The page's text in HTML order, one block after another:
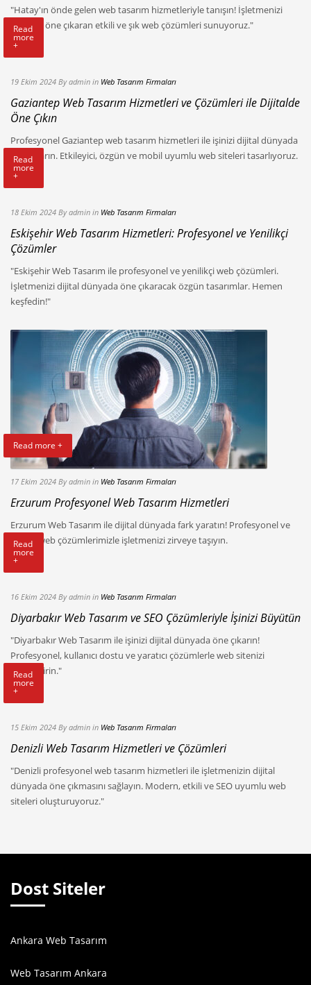
"Hatay'ın önde gelen web tasarım hizmetleriyle tanışın! İşletmenizi
dijitalde öne çıkaran etkili ve şık web çözümleri sunuyoruz."
Read
more
+
19 Ekim 2024 By admin in Web Tasarım Firmaları
Gaziantep Web Tasarım Hizmetleri ve Çözümleri ile Dijitalde
Öne Çıkın
Profesyonel Gaziantep web tasarım hizmetleri ile işinizi dijital dünyada
öne çıkarın. Etkileyici, özgün ve mobil uyumlu web siteleri tasarlıyoruz.
Read
more
+
18 Ekim 2024 By admin in Web Tasarım Firmaları
Eskişehir Web Tasarım Hizmetleri: Profesyonel ve Yenilikçi
Çözümler
"Eskişehir Web Tasarım ile profesyonel ve yenilikçi web çözümleri.
İşletmenizi dijital dünyada öne çıkaracak özgün tasarımlar. Hemen
keşfedin!"
Read more +
17 Ekim 2024 By admin in Web Tasarım Firmaları
Erzurum Profesyonel Web Tasarım Hizmetleri
Erzurum Web Tasarım ile dijital dünyada fark yaratın! Profesyonel ve
özgün web çözümlerimizle işletmenizi zirveye taşıyın.
Read
more
+
16 Ekim 2024 By admin in Web Tasarım Firmaları
Diyarbakır Web Tasarım ve SEO Çözümleriyle İşinizi Büyütün
"Diyarbakır Web Tasarım ile işinizi dijital dünyada öne çıkarın!
Profesyonel, kullanıcı dostu ve yaratıcı çözümlerle web sitenizi
güçlendirin."
Read
more
+
15 Ekim 2024 By admin in Web Tasarım Firmaları
Denizli Web Tasarım Hizmetleri ve Çözümleri
"Denizli profesyonel web tasarım hizmetleri ile işletmenizin dijital
dünyada öne çıkmasını sağlayın. Modern, etkili ve SEO uyumlu web
siteleri oluşturuyoruz."
Dost Siteler
Ankara Web Tasarım
Web Tasarım Ankara